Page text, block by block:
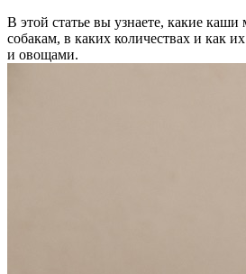
В этой статье вы узнаете, какие каши
собакам, в каких количествах и как
и овощами.